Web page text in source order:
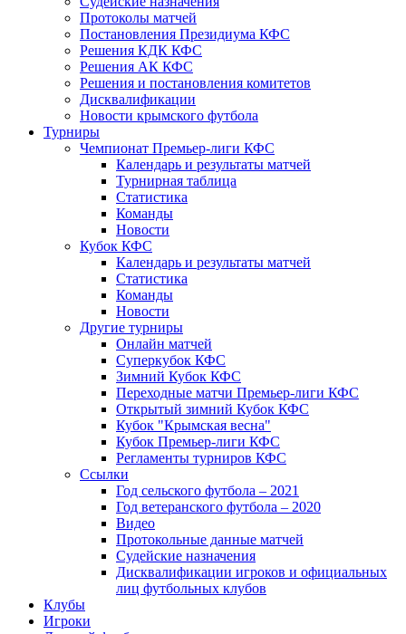
Протоколы матчей
Постановления Президиума КФС
Решения КДК КФС
Решения АК КФС
Решения и постановления комитетов
Дисквалификации
Новости крымского футбола
Турниры
Чемпионат Премьер-лиги КФС
Календарь и результаты матчей
Турнирная таблица
Статистика
Команды
Новости
Кубок КФС
Календарь и результаты матчей
Статистика
Команды
Новости
Другие турниры
Онлайн матчей
Суперкубок КФС
Зимний Кубок КФС
Переходные матчи Премьер-лиги КФС
Открытый зимний Кубок КФС
Кубок "Крымская весна"
Кубок Премьер-лиги КФС
Регламенты турниров КФС
Ссылки
Год сельского футбола – 2021
Год ветеранского футбола – 2020
Видео
Протокольные данные матчей
Судейские назначения
Дисквалификации игроков и официальных
лиц футбольных клубов
Клубы
Игроки